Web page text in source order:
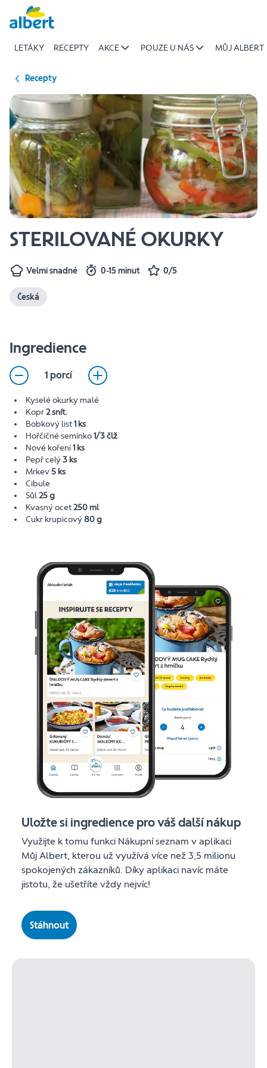
Přeskočit
LETÁKY RECEPTY AKCE POUZE U NÁS MŮJ ALBERT
Recepty
STERILOVANÉ OKURKY
Velmi snadné 0-15 minut 0/5
Česká
Ingredience
1 porcí
Kyselé okurky malé
Kopr2 snít.
Bobkový list1 ks
Hořčičné semínko1/3 člž
Nové koření1 ks
Pepř celý3 ks
Mrkev5 ks
Cibule
Sůl25 g
Kvasný ocet250 ml
Cukr krupicový80 g
Uložte si ingredience pro váš další nákup
Využijte k tomu funkci Nákupní seznam v aplikaci
Můj Albert, kterou už využívá více než 3,5 milionu
spokojených zákazníků. Díky aplikaci navíc máte
jistotu, že ušetříte vždy nejvíc!
Stáhnout